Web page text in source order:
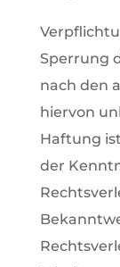
Sperrung
nach den
hiervon
Haftung
der